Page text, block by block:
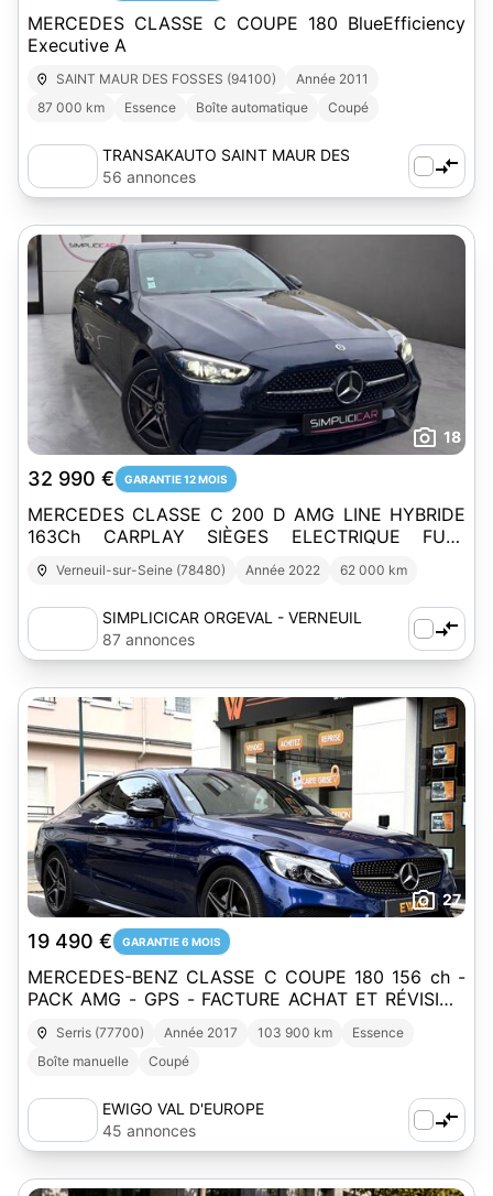
MERCEDES CLASSE C COUPE 180 BlueEfficiency
Executive A
SAINT MAUR DES FOSSES (94100)
Année 2011
87 000 km
Essence Boîte automatique Coupé
TRANSAKAUTO SAINT MAUR DES
FOSSES (94)
56 annonces
18
32 990 € GARANTIE 12 MOIS
MERCEDES CLASSE C 200 D AMG LINE HYBRIDE
163Ch CARPLAY SIÈGES ELECTRIQUE FULL
ENTRETIEN Garantie 12 mois
Verneuil-sur-Seine (78480) Année 2022 62 000 km
SIMPLICICAR ORGEVAL - VERNEUIL
87 annonces
27
19 490 € GARANTIE 6 MOIS
MERCEDES-BENZ CLASSE C COUPE 180 156 ch -
PACK AMG - GPS - FACTURE ACHAT ET RÉVISION
MERCEDES
Serris (77700) Année 2017 103 900 km
Essence
Boîte manuelle
Coupé
EWIGO VAL D'EUROPE
45 annonces